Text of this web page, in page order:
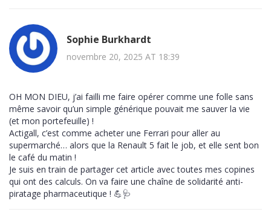
Sophie Burkhardt
novembre 20, 2025 AT 18:39
OH MON DIEU, j’ai failli me faire opérer comme une folle sans
même savoir qu’un simple générique pouvait me sauver la vie
(et mon portefeuille) !
Actigall, c’est comme acheter une Ferrari pour aller au
supermarché… alors que la Renault 5 fait le job, et elle sent bon
le café du matin !
Je suis en train de partager cet article avec toutes mes copines
qui ont des calculs. On va faire une chaîne de solidarité anti-
piratage pharmaceutique ! 💪🩺